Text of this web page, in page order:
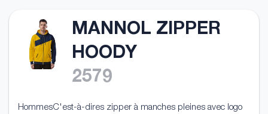
MANNOL ZIPPER
HOODY
2579
HommesC'est-à-dires zipper à manches pleines avec logo